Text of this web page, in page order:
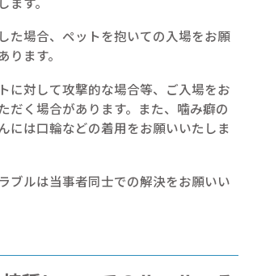
た場合、ペットを抱いての入場をお願
ります。
に対して攻撃的な場合等、ご入場をお
だく場合があります。また、噛み癖の
には口輪などの着用をお願いいたしま
ブルは当事者同士での解決をお願いい